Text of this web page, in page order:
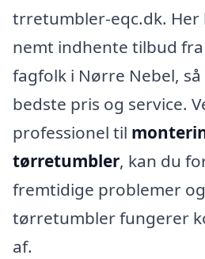
trretumbler-eqc.dk.
nemt indhente tilbud
fagfolk i Nørre Nebel,
bedste pris og service.
professionel til
tørretumbler, kan du
fremtidige problemer
tørretumbler fungerer
af.